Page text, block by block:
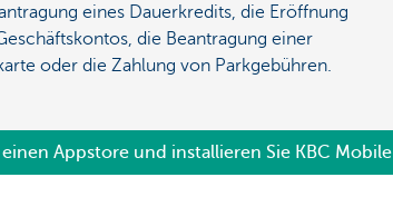
eines Dauerkredits, die Eröffnung
die Beantragung einer
oder die Zahlung von Parkgebühren.
einen Appstore und installieren Sie KBC Mobile